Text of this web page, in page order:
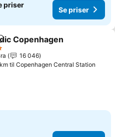
priser
Se priser
til i favoritter
Copenhagen
16 046
til Copenhagen Central Station